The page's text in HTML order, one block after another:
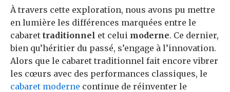
À travers cette exploration, nous avons pu mettre
en lumière les différences marquées entre le
cabaret traditionnel et celui moderne. Ce dernier,
bien qu’héritier du passé, s’engage à l’innovation.
Alors que le cabaret traditionnel fait encore vibrer
les cœurs avec des performances classiques, le
cabaret moderne continue de réinventer le